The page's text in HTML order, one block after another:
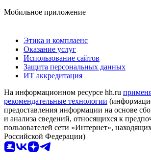
Мобильное приложение
Этика и комплаенс
Оказание услуг
Использование сайтов
Защита персональных данных
ИТ аккредитация
На информационном ресурсе hh.ru
рекомендательные технологии
предоставления информации на основе
и анализа сведений, относящихся к
пользователей сети «Интернет»,
Российской Федерации)